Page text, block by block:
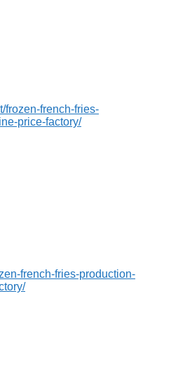
frozen-french-fries-
price-factory/
french-fries-production-